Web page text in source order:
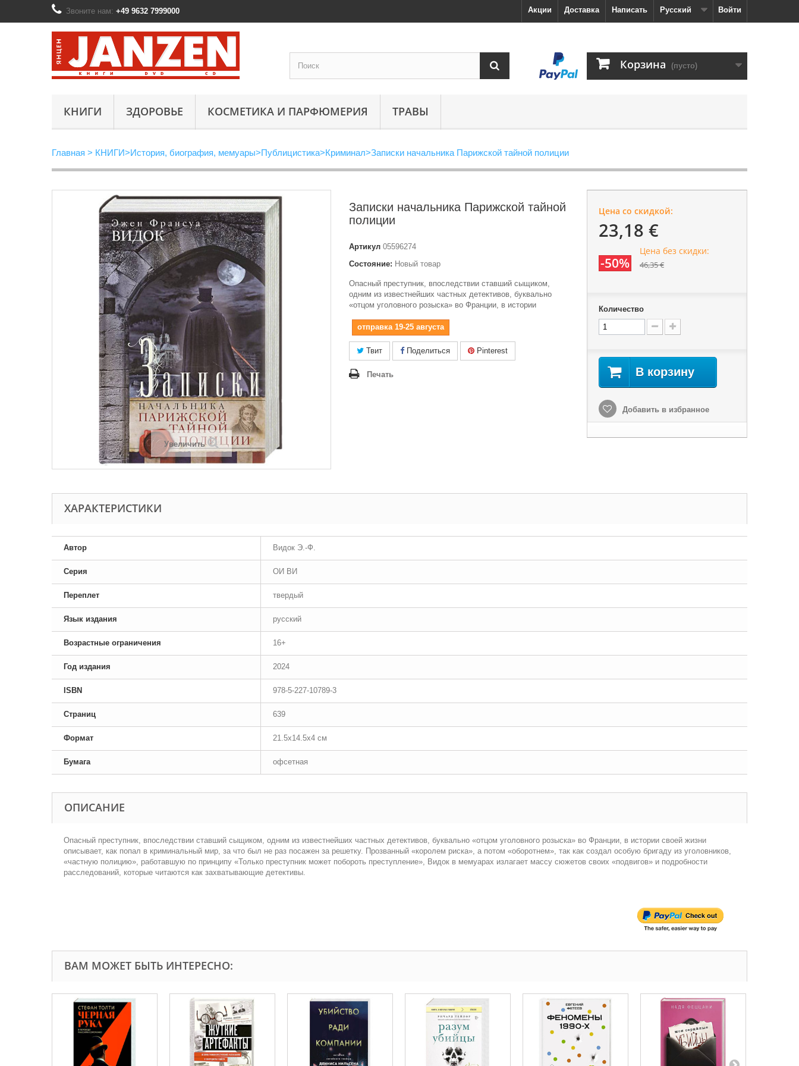
Войти
Русский
Написать
Доставка
Акции
Звоните нам: +49 9632 7999000
Корзина (пусто)
КНИГИ ЗДОРОВЬЕ КОСМЕТИКА И ПАРФЮМЕРИЯ ТРАВЫ
Главная > КНИГИ>История, биография, мемуары>Публицистика>Криминал>Записки начальника Парижской тайной полиции
Увеличить
Записки начальника Парижской тайной
полиции
Артикул 05596274
Состояние: Новый товар
Опасный преступник, впоследствии ставший сыщиком,
одним из известнейших частных детективов, буквально
«отцом уголовного розыска» во Франции, в истории
отправка 19-25 августа
Твит Поделиться Pinterest
Печать
Цена со скидкой:
23,18 €
-50%
Цена без скидки:
46,35 €
Количество
В корзину
Добавить в избранное
ХАРАКТЕРИСТИКИ
Автор Видок Э.-Ф.
Серия ОИ ВИ
Переплет твердый
Язык издания русский
Возрастные ограничения 16+
Год издания 2024
ISBN 978-5-227-10789-3
Страниц 639
Формат 21.5x14.5x4 см
Бумага офсетная
ОПИСАНИЕ
Опасный преступник, впоследствии ставший сыщиком, одним из известнейших частных детективов, буквально «отцом уголовного розыска» во Франции, в истории своей жизни
описывает, как попал в криминальный мир, за что был не раз посажен за решетку. Прозванный «королем риска», а потом «оборотнем», так как создал особую бригаду из уголовников,
«частную полицию», работавшую по принципу «Только преступник может побороть преступление», Видок в мемуарах излагает массу сюжетов своих «подвигов» и подробности
расследований, которые читаются как захватывающие детективы.
ВАМ МОЖЕТ БЫТЬ ИНТЕРЕСНО: